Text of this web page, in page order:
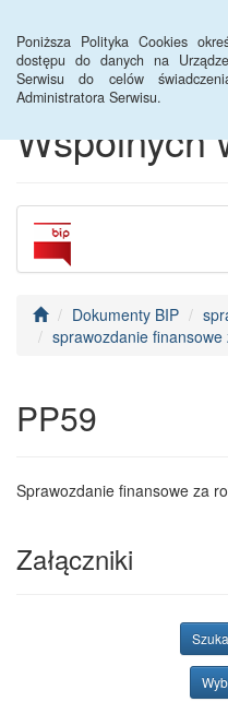
Poniższa Polityka Cookies
dostępu do danych na
Serwisu do celów
Administratora Serwisu.
Centrum
Wspólnych
Dokumenty BIP
sprawozdanie finansowe
PP59
Sprawozdanie finansowe za
Załączniki